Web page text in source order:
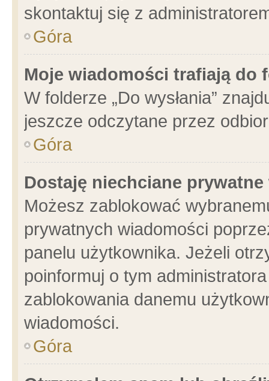
skontaktuj się z
Góra
Moje wiadomości trafiają do
W folderze „Do wysłania”
jeszcze odczytane przez
Góra
Dostaję niechciane
Możesz zablokować
prywatnych wiadomości
panelu użytkownika. Jeżeli
poinformuj o tym
zablokowania danemu
wiadomości.
Góra